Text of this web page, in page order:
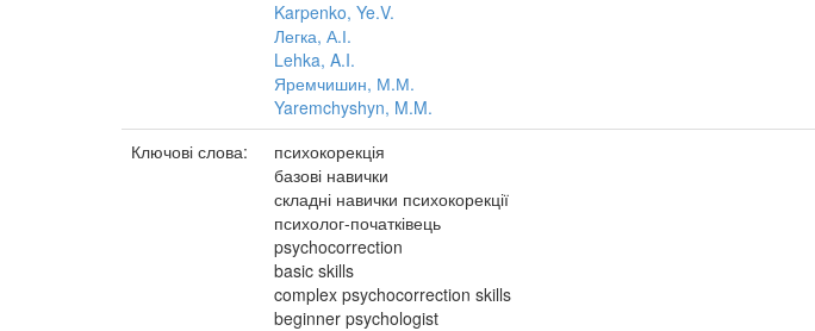
Karpenko, Ye.V.
Легка, А.І.
Lehka, A.I.
Яремчишин, М.М.
Yaremchyshyn, M.M.
Ключові слова:
психокорекція
базові навички
складні навички психокорекції
психолог-початківець
psychocorrection
basic skills
complex psychocorrection skills
beginner psychologist